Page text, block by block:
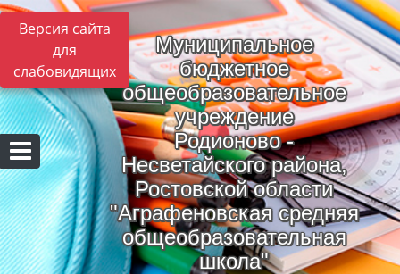
Версия сайта
для
слабовидящих
Муниципальное
бюджетное
общеобразовательное
учреждение
Родионово -
Несветайского района,
Ростовской области
"Аграфеновская средняя
общеобразовательная
школа"